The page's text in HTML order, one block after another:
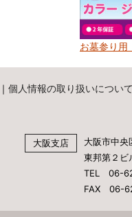
お墓参り用
｜ 個人情報の取り扱いについて
大阪支店
大阪市中
東邦第２ビ
TEL 06-
FAX 06-